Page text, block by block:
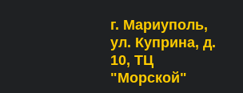
г. Мариуполь,
ул. Куприна, д.
10, ТЦ
"Морской"